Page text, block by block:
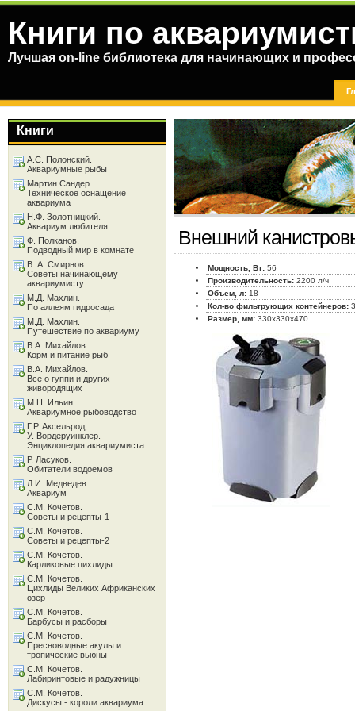
Книги по
Лучшая on-line библиотека для начинающих и
Внешний
Мощность, Вт: 56
Производительность: 2200 л/ч
Объем, л: 18
Кол-во фильтрующих контейнеров: 3
Размер, мм: 330x330x470
Книги
А.С. Полонский.
Аквариумные рыбы
Мартин Сандер.
Техническое оснащение
аквариума
Н.Ф. Золотницкий.
Аквариум любителя
Ф. Полканов.
Подводный мир в комнате
В. А. Смирнов.
Советы начинающему
аквариумисту
М.Д. Махлин.
По аллеям гидросада
М.Д. Махлин.
Путешествие по аквариуму
В.А. Михайлов.
Корм и питание рыб
В.А. Михайлов.
Все о гуппи и других
живородящих
М.Н. Ильин.
Аквариумное рыбоводство
Г.Р. Аксельрод,
У. Вордеруинклер.
Энциклопедия аквариумиста
Р. Ласуков.
Обитатели водоемов
Л.И. Медведев.
Аквариум
С.М. Кочетов.
Советы и рецепты-1
С.М. Кочетов.
Советы и рецепты-2
С.М. Кочетов.
Карликовые цихлиды
С.М. Кочетов.
Цихлиды Великих Африканских
озер
С.М. Кочетов.
Барбусы и расборы
С.М. Кочетов.
Пресноводные акулы и
тропические вьюны
С.М. Кочетов.
Лабиринтовые и радужницы
С.М. Кочетов.
Дискусы - короли аквариума